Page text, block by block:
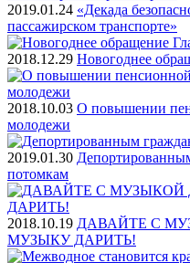
2019.01.24 «Декада
пассажирском транспорте»
2018.12.29 Новогоднее
2018.10.03 О повышении
молодежи
2019.01.30
потомкам
2018.10.19 ДАВАЙТЕ С
МУЗЫКУ ДАРИТЬ!